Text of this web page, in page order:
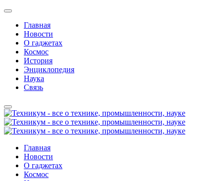
Главная
Новости
О гаджетах
Космос
История
Энциклопедия
Наука
Связь
Главная
Новости
О гаджетах
Космос